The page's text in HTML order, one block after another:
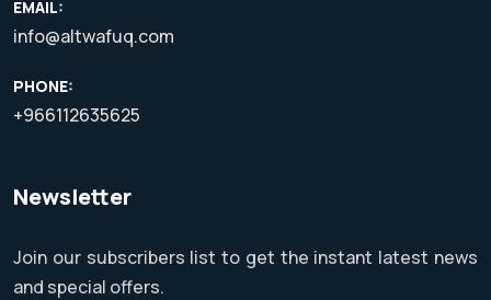
EMAIL:
info@altwafuq.com
PHONE:
+966112635625
Newsletter
Join our subscribers list to get the instant latest news
and special offers.